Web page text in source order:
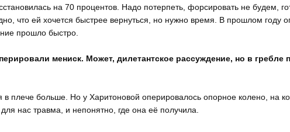
на 70 процентов. Надо потерпеть, форсировать не будем,
что ей хочется быстрее вернуться, но нужно время. В прошлом году
прошло быстро.
мениск. Может, дилетантское рассуждение, но в
плече больше. Но у Харитоновой оперировалось опорное колено, на
нас травма, и непонятно, где она её получила.